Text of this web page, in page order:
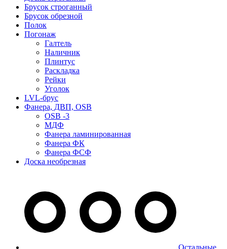
Брусок строганный
Брусок обрезной
Полок
Погонаж
Галтель
Наличник
Плинтус
Раскладка
Рейки
Уголок
LVL-брус
Фанера, ДВП, OSB
OSB -3
МДФ
Фанера ламинированная
Фанера ФК
Фанера ФСФ
Доска необрезная
Остальные